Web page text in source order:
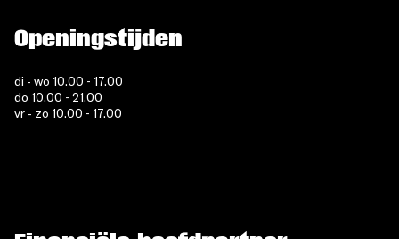
Openingstijden
di - wo 10.00 - 17.00
do 10.00 - 21.00
vr - zo 10.00 - 17.00